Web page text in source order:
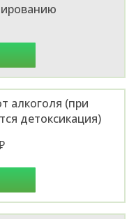
алкоголя (при
детоксикация)